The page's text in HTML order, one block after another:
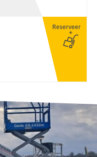
Reserveer